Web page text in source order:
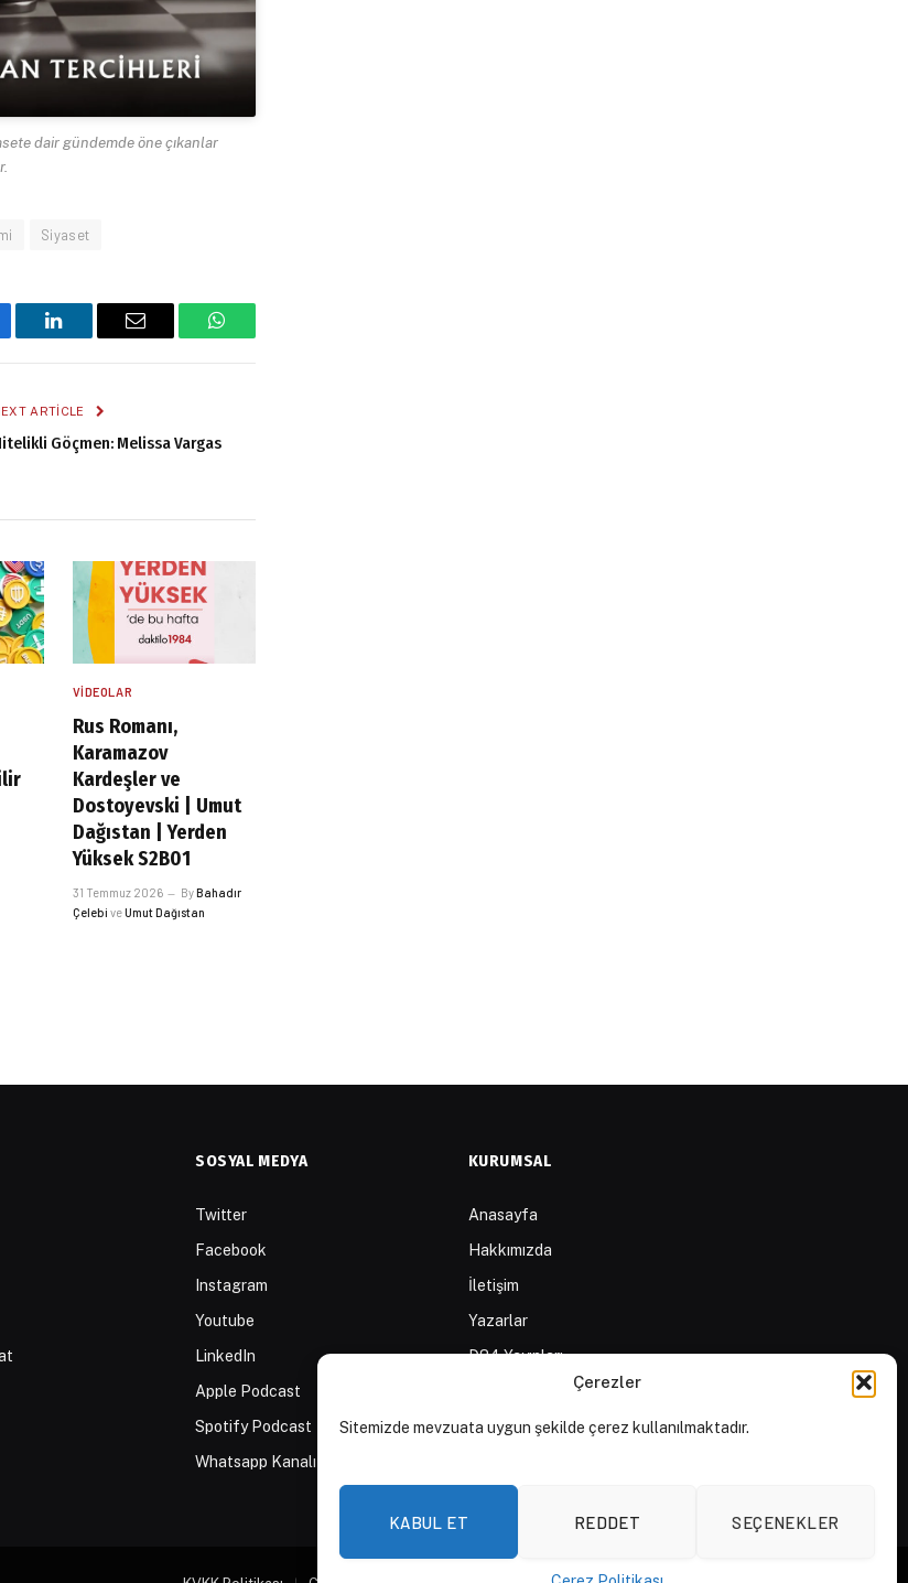
Çerezler
Sitemizde mevzuata uygun şekilde çerez kullanılmaktadır.
KABUL ET REDDET SEÇENEKLER
dair gündemde öne çıkanlar
Siyaset
LinkedIn Email WhatsApp
ARTICLE
Göçmen: Melissa Vargas
VIDEOLAR
Rus Romanı,
Karamazov
Kardeşler ve
Dostoyevski | Umut
Dağıstan | Yerden
Yüksek S2B01
31 Temmuz 2026 ByBahadır
Çelebi veUmut Dağıstan
SOSYAL MEDYA
Twitter
Facebook
Instagram
Youtube
LinkedIn
Apple Podcast
Spotify Podcast
Whatsapp Kanalı
KURUMSAL
Anasayfa
Hakkımızda
İletişim
Yazarlar
D84 Yayınları
İçerik Sağlayıcılar
Yayın İlkeleri ve Yazım